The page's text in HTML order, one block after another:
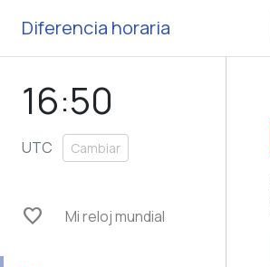
Diferencia horaria
16:50
UTC Cambiar
favorite Mi reloj mundial